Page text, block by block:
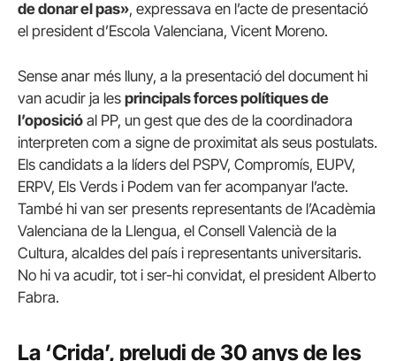
de donar el pas», expressava en l’acte de presentació
el president d’Escola Valenciana, Vicent Moreno.
Sense anar més lluny, a la presentació del document hi
van acudir ja les principals forces polítiques de
l’oposició al PP, un gest que des de la coordinadora
interpreten com a signe de proximitat als seus postulats.
Els candidats a la líders del PSPV, Compromís, EUPV,
ERPV, Els Verds i Podem van fer acompanyar l’acte.
També hi van ser presents representants de l’Acadèmia
Valenciana de la Llengua, el Consell Valencià de la
Cultura, alcaldes del país i representants universitaris.
No hi va acudir, tot i ser-hi convidat, el president Alberto
Fabra.
La ‘Crida’, preludi de 30 anys de les